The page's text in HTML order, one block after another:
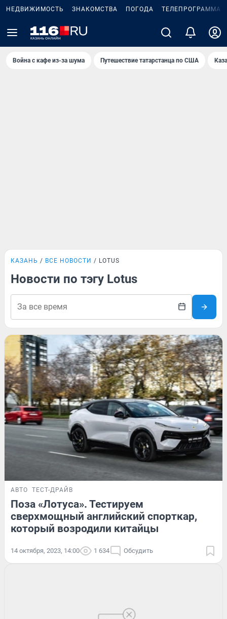
НЕДВИЖИМОСТЬ ЗНАКОМСТВА ПОГОДА ТЕЛЕПРОГРАММА
Война с кафе из-за шума Путешествие татарстанца по США
КАЗАНЬ ВСЕ НОВОСТИ LOTUS
Новости по тэгу Lotus
АВТО ТЕСТ-ДРАЙВ
Поза «Лотуса». Тестируем
сверхмощный английский спорткар,
который возродили китайцы
14 октября, 2023, 14:00 1 634 Обсудить